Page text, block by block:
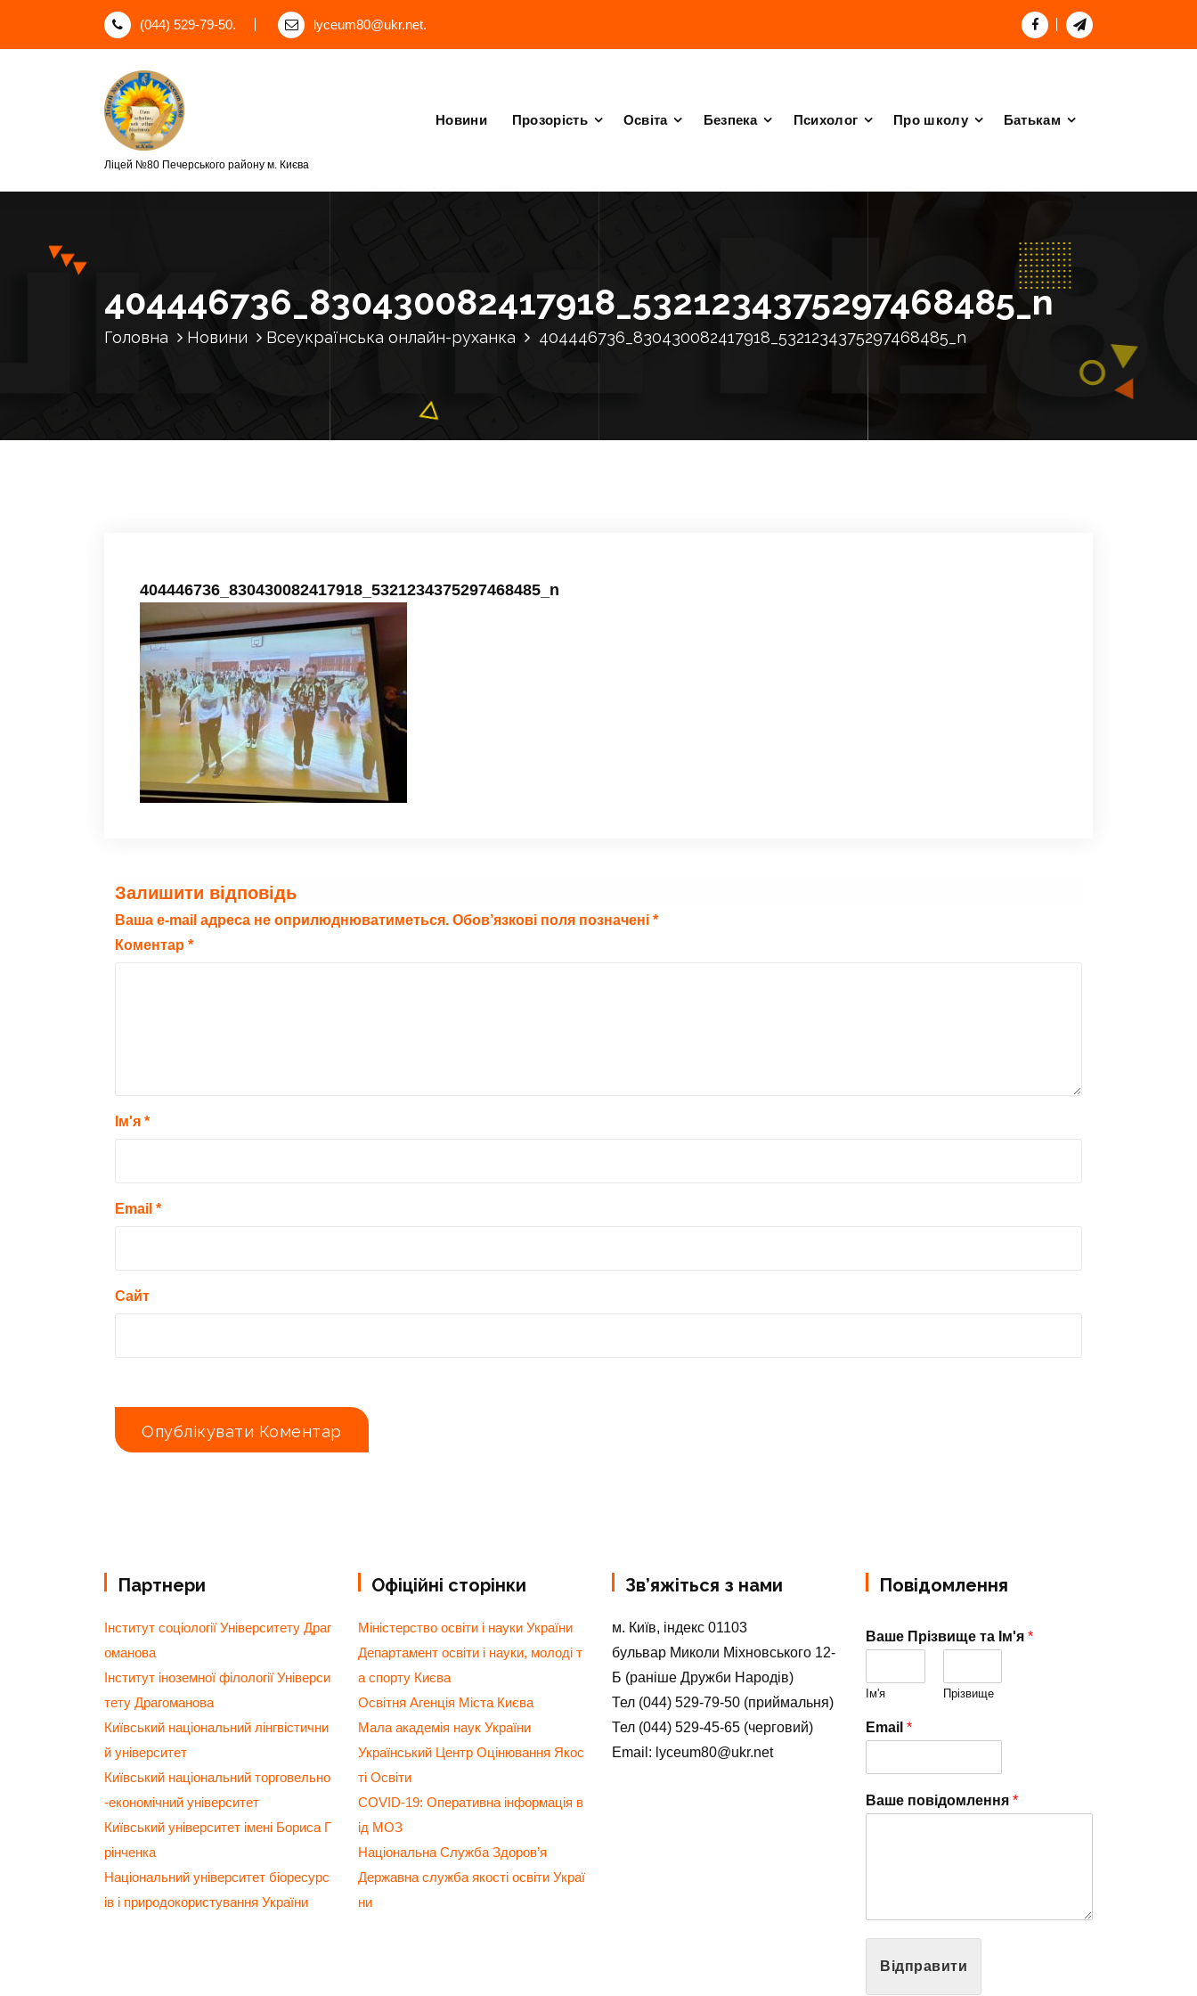
р
(044) 529-79-50. lyceum80@ukr.net.
Ліцей №80 Печерського району м. Києва
Новини Прозорість Освіта Безпека Психолог Про школу Батькам
404446736_830430082417918_5321234375297468485_n
Головна Новини Всеукраїнська онлайн-руханка 404446736_830430082417918_5321234375297468485_n
404446736_830430082417918_5321234375297468485_n
Залишити відповідь
Ваша e-mail адреса не оприлюднюватиметься. Обов’язкові поля позначені *
Коментар *
Ім'я *
Email *
Сайт
Партнери
Інститут соціології Університету Драг
оманова
Інститут іноземної філології Універси
тету Драгоманова
Київський національний лінгвістични
й університет
Київський національний торговельно
-економічний університет
Київський університет імені Бориса Г
рінченка
Національний університет біоресурс
ів і природокористування України
Офіційні сторінки
Міністерство освіти і науки України
Департамент освіти і науки, молоді т
а спорту Києва
Освітня Агенція Міста Києва
Мала академія наук України
Український Центр Оцінювання Якос
ті Освіти
COVID-19: Оперативна інформація в
ід МОЗ
Національна Служба Здоров’я
Державна служба якості освіти Украї
ни
Зв’яжіться з нами
м. Київ, індекс 01103
бульвар Миколи Міхновського 12-
Б (раніше Дружби Народів)
Тел (044) 529-79-50 (приймальня)
Тел (044) 529-45-65 (черговий)
Email: lyceum80@ukr.net
Повідомлення
Ваше Прізвище та Ім'я *
Ім'я Прізвище
Email *
Ваше повідомлення *
Відправити